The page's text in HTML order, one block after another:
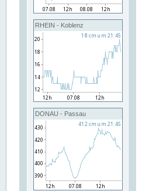
RHEIN - Koblenz
DONAU - Passau